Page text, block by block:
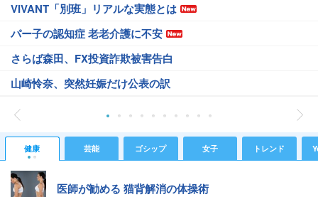
VIVANT「別班」リアルな実態とは
パー子の認知症 老老介護に不安
さらば森田、FX投資詐欺被害告白
山崎怜奈、突然妊娠だけ公表の訳
健康 芸能 ゴシップ 女子 トレンド
医師が勧める 猫背解消の体操術